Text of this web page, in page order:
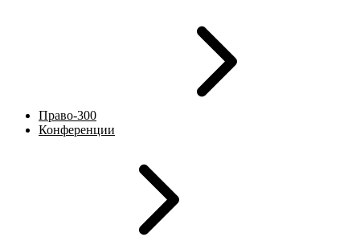
Право-300
Конференции